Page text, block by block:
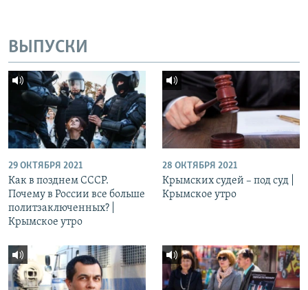
ВЫПУСКИ
29 ОКТЯБРЯ 2021
Как в позднем СССР.
Почему в России все больше
политзаключенных? |
Крымское утро
28 ОКТЯБРЯ 2021
Крымских судей – под суд |
Крымское утро